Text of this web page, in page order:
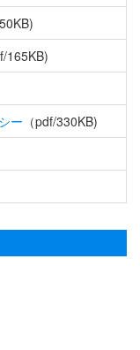
165KB)
ー （pdf/330KB)